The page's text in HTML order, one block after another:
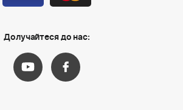
Долучайтеся до нас: